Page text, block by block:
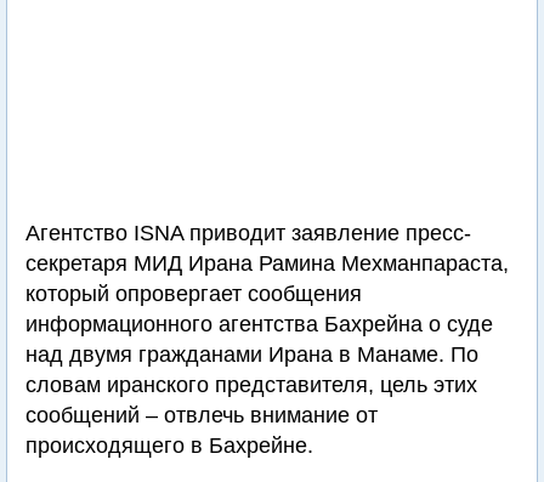
Агентство ISNA приводит заявление пресс-
секретаря МИД Ирана Рамина Мехманпараста,
который опровергает сообщения
информационного агентства Бахрейна о суде
над двумя гражданами Ирана в Манаме. По
словам иранского представителя, цель этих
сообщений – отвлечь внимание от
происходящего в Бахрейне.